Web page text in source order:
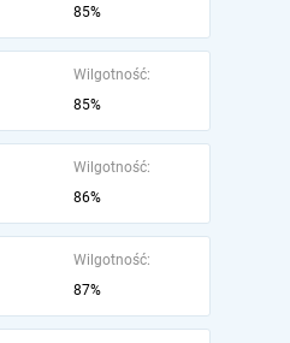
85%
Wilgotność:
85%
Wilgotność:
86%
Wilgotność:
87%